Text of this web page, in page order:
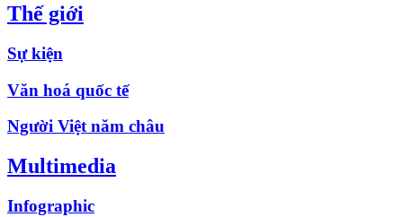
Thế giới
Sự kiện
Văn hoá quốc tế
Người Việt năm châu
Multimedia
Infographic